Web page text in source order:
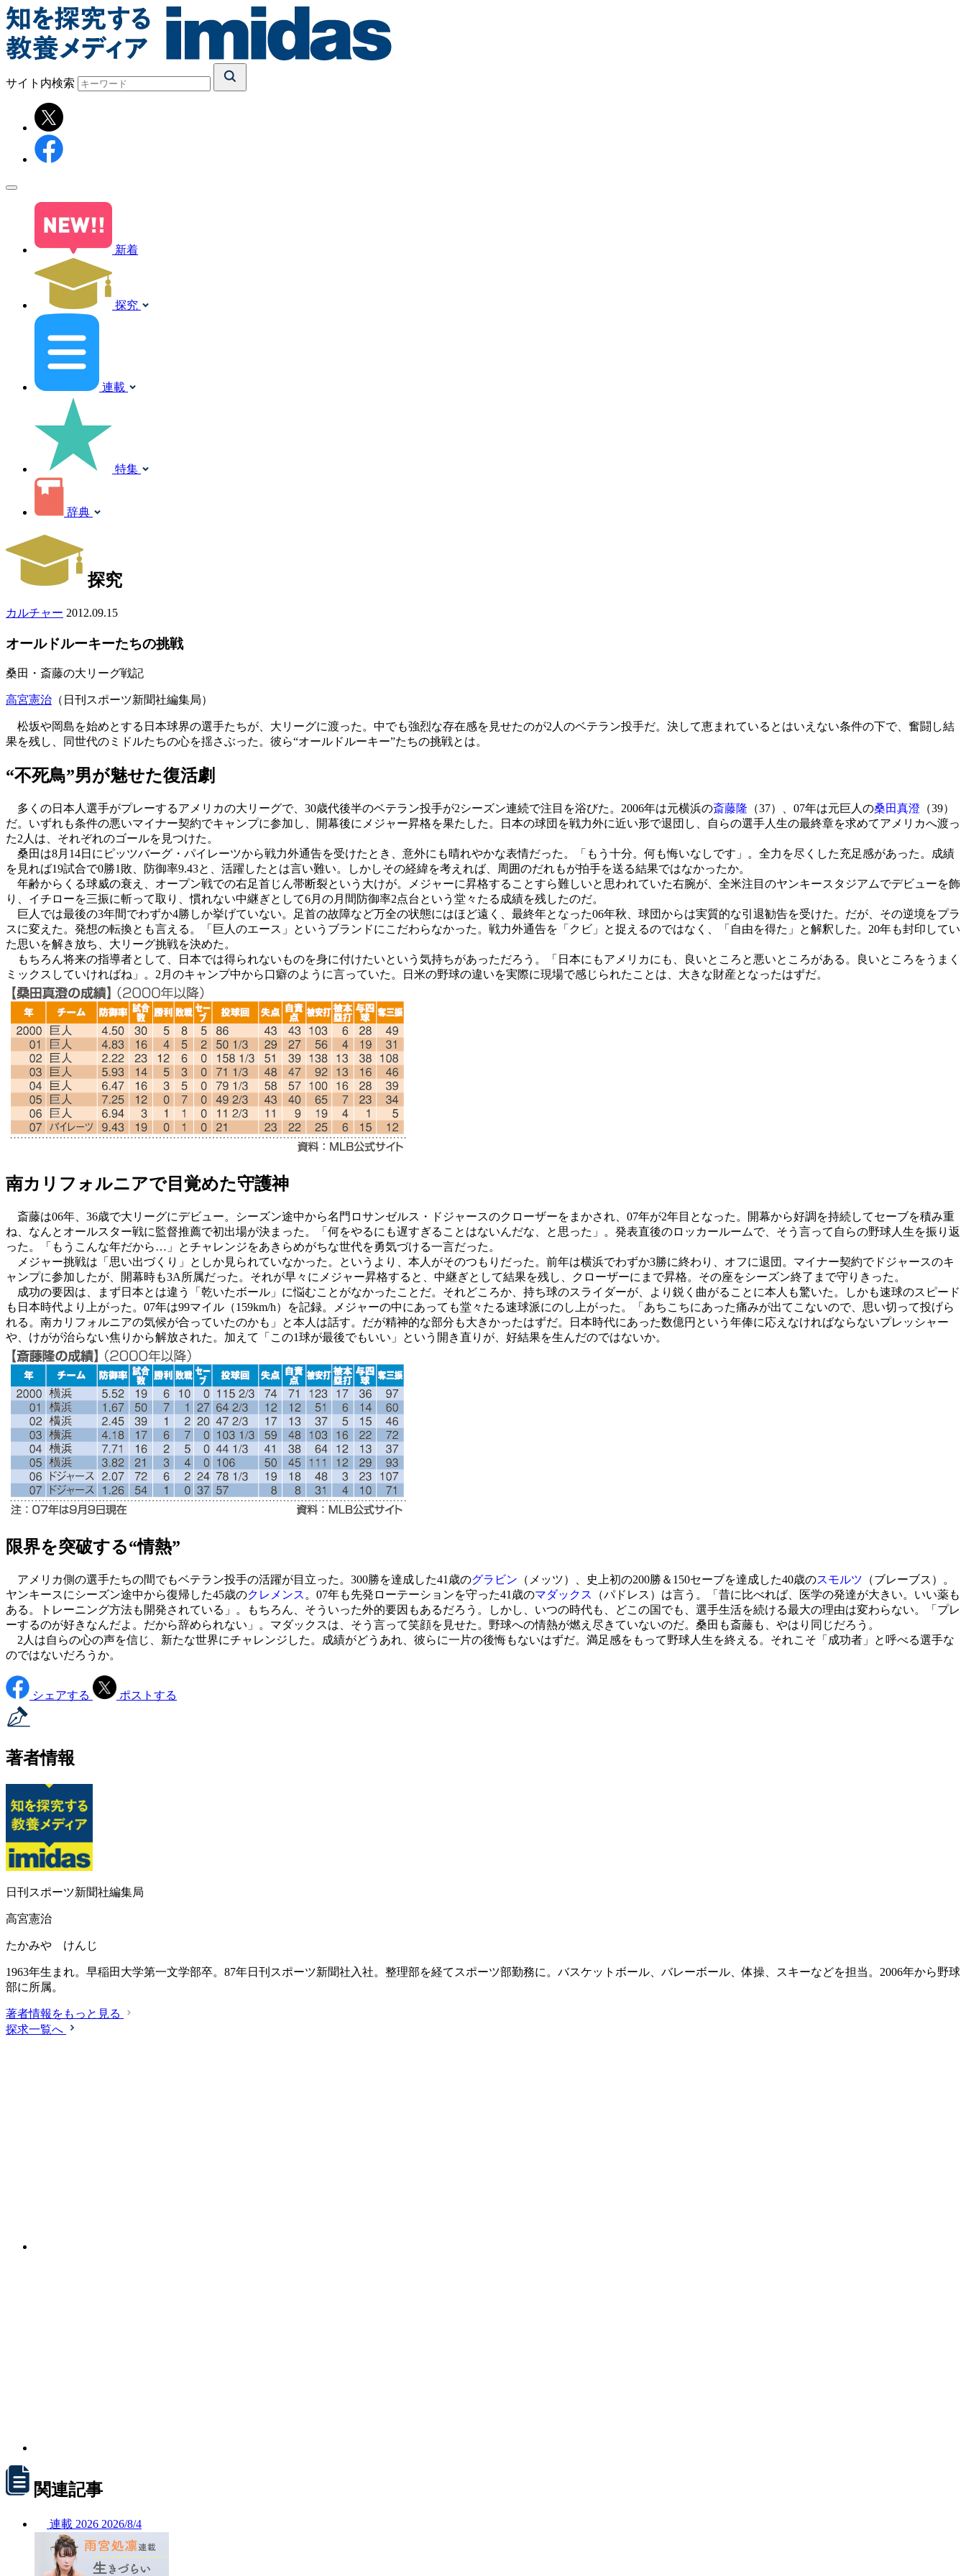
サイト内検索
新着
探究
連載
特集
辞典
探究
カルチャー 2012.09.15
オールドルーキーたちの挑戦
桑田・斎藤の大リーグ戦記
高宮憲治 （日刊スポーツ新聞社編集局）
松坂や岡島を始めとする日本球界の選手たちが、大リーグに渡った。中でも強烈な存在感を見せたのが2人のベテラン投手だ。決して恵まれているとはいえない条件の下で、奮闘し結
果を残し、同世代のミドルたちの心を揺さぶった。彼ら“オールドルーキー”たちの挑戦とは。
“不死鳥”男が魅せた復活劇
多くの日本人選手がプレーするアメリカの大リーグで、30歳代後半のベテラン投手が2シーズン連続で注目を浴びた。2006年は元横浜の斎藤隆 （37）、07年は元巨人の桑田真澄 （39）
だ。いずれも条件の悪いマイナー契約でキャンプに参加し、開幕後にメジャー昇格を果たした。日本の球団を戦力外に近い形で退団し、自らの選手人生の最終章を求めてアメリカへ渡っ
た2人は、それぞれのゴールを見つけた。
桑田は8月14日にピッツバーグ・パイレーツから戦力外通告を受けたとき、意外にも晴れやかな表情だった。「もう十分。何も悔いなしです」。全力を尽くした充足感があった。成績
を見れば19試合で0勝1敗、防御率9.43と、活躍したとは言い難い。しかしその経緯を考えれば、周囲のだれもが拍手を送る結果ではなかったか。
年齢からくる球威の衰え、オープン戦での右足首じん帯断裂という大けが。メジャーに昇格することすら難しいと思われていた右腕が、全米注目のヤンキースタジアムでデビューを飾
り、イチローを三振に斬って取り、慣れない中継ぎとして6月の月間防御率2点台という堂々たる成績を残したのだ。
巨人では最後の3年間でわずか4勝しか挙げていない。足首の故障など万全の状態にはほど遠く、最終年となった06年秋、球団からは実質的な引退勧告を受けた。だが、その逆境をプラ
スに変えた。発想の転換とも言える。「巨人のエース」というブランドにこだわらなかった。戦力外通告を「クビ」と捉えるのではなく、「自由を得た」と解釈した。20年も封印してい
た思いを解き放ち、大リーグ挑戦を決めた。
もちろん将来の指導者として、日本では得られないものを身に付けたいという気持ちがあっただろう。「日本にもアメリカにも、良いところと悪いところがある。良いところをうまく
ミックスしていければね」。2月のキャンプ中から口癖のように言っていた。日米の野球の違いを実際に現場で感じられたことは、大きな財産となったはずだ。
南カリフォルニアで目覚めた守護神
斎藤は06年、36歳で大リーグにデビュー。シーズン途中から名門ロサンゼルス・ドジャースのクローザーをまかされ、07年が2年目となった。開幕から好調を持続してセーブを積み重
ね、なんとオールスター戦に監督推薦で初出場が決まった。「何をやるにも遅すぎることはないんだな、と思った」。発表直後のロッカールームで、そう言って自らの野球人生を振り返
った。「もうこんな年だから…」とチャレンジをあきらめがちな世代を勇気づける一言だった。
メジャー挑戦は「思い出づくり」としか見られていなかった。というより、本人がそのつもりだった。前年は横浜でわずか3勝に終わり、オフに退団。マイナー契約でドジャースのキ
ャンプに参加したが、開幕時も3A所属だった。それが早々にメジャー昇格すると、中継ぎとして結果を残し、クローザーにまで昇格。その座をシーズン終了まで守りきった。
成功の要因は、まず日本とは違う「乾いたボール」に悩むことがなかったことだ。それどころか、持ち球のスライダーが、より鋭く曲がることに本人も驚いた。しかも速球のスピード
も日本時代より上がった。07年は99マイル（159km/h）を記録。メジャーの中にあっても堂々たる速球派にのし上がった。「あちこちにあった痛みが出てこないので、思い切って投げら
れる。南カリフォルニアの気候が合っていたのかも」と本人は話す。だが精神的な部分も大きかったはずだ。日本時代にあった数億円という年俸に応えなければならないプレッシャー
や、けがが治らない焦りから解放された。加えて「この1球が最後でもいい」という開き直りが、好結果を生んだのではないか。
限界を突破する“情熱”
アメリカ側の選手たちの間でもベテラン投手の活躍が目立った。300勝を達成した41歳のグラビン （メッツ）、史上初の200勝＆150セーブを達成した40歳のスモルツ （ブレーブス）。
ヤンキースにシーズン途中から復帰した45歳のクレメンス 。07年も先発ローテーションを守った41歳のマダックス
（パドレス）は言う。「昔に比べれば、医学の発達が大きい。いい薬も
ある。トレーニング方法も開発されている」。もちろん、そういった外的要因もあるだろう。しかし、いつの時代も、どこの国でも、選手生活を続ける最大の理由は変わらない。「プレ
ーするのが好きなんだよ。だから辞められない」。マダックスは、そう言って笑顔を見せた。野球への情熱が燃え尽きていないのだ。桑田も斎藤も、やはり同じだろう。
2人は自らの心の声を信じ、新たな世界にチャレンジした。成績がどうあれ、彼らに一片の後悔もないはずだ。満足感をもって野球人生を終える。それこそ「成功者」と呼べる選手な
のではないだろうか。
シェアする ポストする
著者情報
日刊スポーツ新聞社編集局
高宮憲治
たかみや けんじ
1963年生まれ。早稲田大学第一文学部卒。87年日刊スポーツ新聞社入社。整理部を経てスポーツ部勤務に。バスケットボール、バレーボール、体操、スキーなどを担当。2006年から野球
部に所属。
著者情報をもっと見る
探求一覧へ
関連記事
連載 2026 2026/8/4